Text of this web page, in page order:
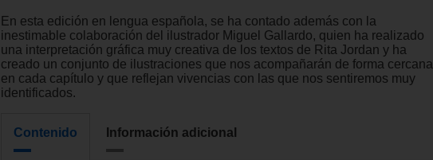
En esta edición en lengua española, se ha contado además con la
inestimable colaboración del ilustrador Miguel Gallardo, quien ha realizado
una interpretación gráfica muy creativa de los textos de Rita Jordan y ha
creado un conjunto de ilustraciones que nos acompañarán de forma cercana
en cada capítulo y que reflejan vivencias con las que nos sentiremos muy
identificados.
Contenido Información adicional